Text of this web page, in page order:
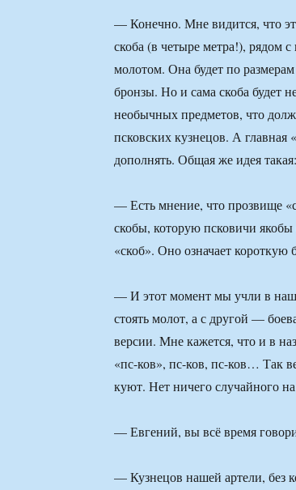
— Конечно. Мне видится, что
скоба (в четыре метра!), рядом
молотом. Она будет по
бронзы. Но и сама скоба будет
необычных предметов, что
псковских кузнецов. А
дополнять. Общая же идея
— Есть мнение, что прозвище
скобы, которую псковичи
«скоб». Оно означает
— И этот момент мы учли в
стоять молот, а с другой —
версии. Мне кажется, что и в
«пс-ков», пс-ков, пс-ков… Так
куют. Нет ничего случайного
— Евгений, вы всё время
— Кузнецов нашей артели, без